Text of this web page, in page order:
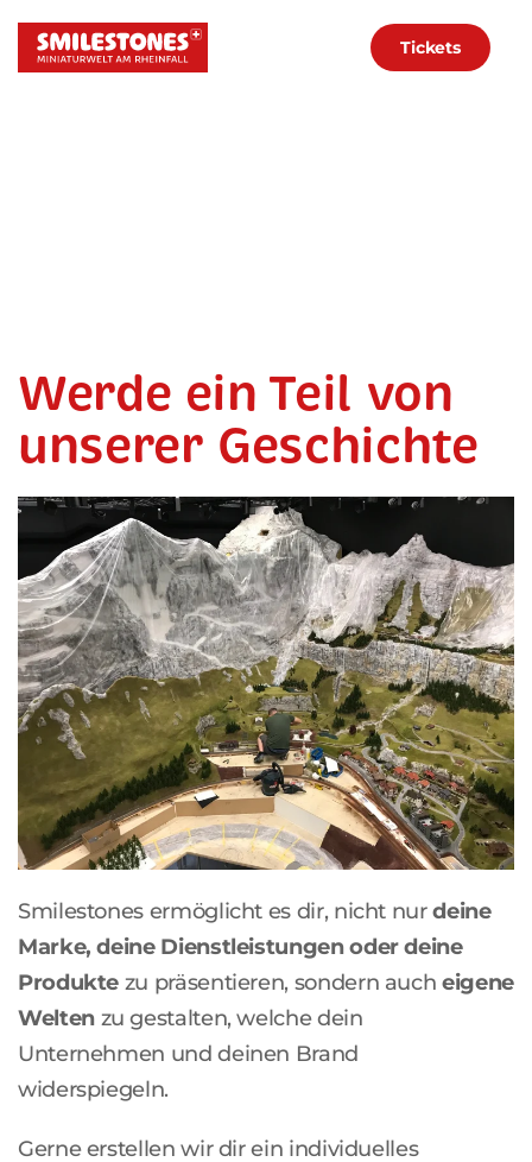
Zum Hauptinhalt springen
Tickets
Werde ein Teil von
unserer Geschichte
Smilestones ermöglicht es dir, nicht nurdeine
Marke, deine Dienstleistungen oder deine
Produkte zu präsentieren, sondern aucheigene
Weltenzu gestalten, welche dein
Unternehmen und deinen Brand
widerspiegeln.
Gerne erstellen wir dir ein individuelles